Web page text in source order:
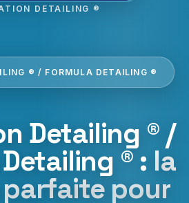
DETAILING ®
® / FORMULA DETAILING ®
Detailing ® /
® : la
pour